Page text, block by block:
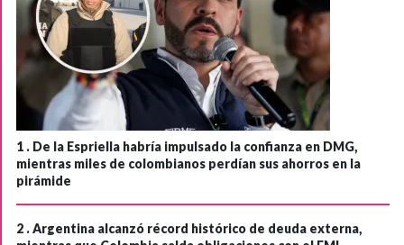
1 . De la Espriella habría impulsado la confianza en DMG,
mientras miles de colombianos perdían sus ahorros en la
pirámide
2 .Argentina alcanzó récord histórico de deuda externa,